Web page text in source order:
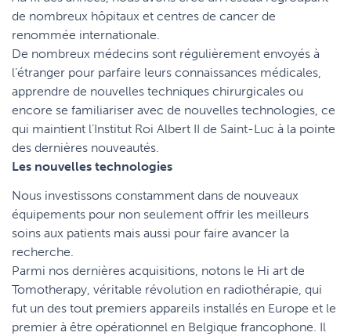
de nombreux hôpitaux et centres de cancer de
renommée internationale.
De nombreux médecins sont régulièrement envoyés à
l’étranger pour parfaire leurs connaissances médicales,
apprendre de nouvelles techniques chirurgicales ou
encore se familiariser avec de nouvelles technologies, ce
qui maintient l’Institut Roi Albert II de Saint-Luc à la pointe
des dernières nouveautés.
Les nouvelles technologies
Nous investissons constamment dans de nouveaux
équipements pour non seulement offrir les meilleurs
soins aux patients mais aussi pour faire avancer la
recherche.
Parmi nos dernières acquisitions, notons le Hi art de
Tomotherapy, véritable révolution en radiothérapie, qui
fut un des tout premiers appareils installés en Europe et le
premier à être opérationnel en Belgique francophone. Il